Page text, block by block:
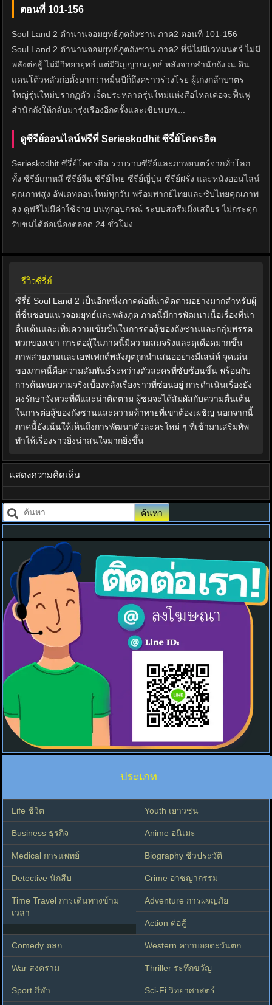
ตอนที่ 101-156
Soul Land 2 ตำนานจอมยุทธ์ภูตถังซาน ภาค2 ตอนที่ 101-156 —
Soul Land 2 ตำนานจอมยุทธ์ภูตถังซาน ภาค2 ที่นี่ไม่มีเวทมนตร์ ไม่มี
พลังต่อสู้ ไม่มีวิทยายุทธ์ แต่มีวิญญาณยุทธ์ หลังจากสำนักถัง ณ ดิน
แดนโต้วหลัวก่อตั้งมากว่าหมื่นปีก็ถึงคราวร่วงโรย ผู้เก่งกล้าบาตร
ใหญ่รุ่นใหม่ปรากฏตัว เจ็ดประหลาดรุ่นใหม่แห่งสือไหลเค่อจะฟื้นฟู
สำนักถังให้กลับมารุ่งเรืองอีกครั้งและเขียนบทเ...
ดูซีรีย์ออนไลน์ฟรีที่ Serieskodhit ซีรี่ย์โคตรฮิต
Serieskodhit ซีรี่ย์โคตรฮิต รวบรวมซีรีย์และภาพยนตร์จากทั่วโลก
ทั้ง ซีรีย์เกาหลี ซีรีย์จีน ซีรีย์ไทย ซีรีย์ญี่ปุ่น ซีรีย์ฝรั่ง และหนังออนไลน์
คุณภาพสูง อัพเดทตอนใหม่ทุกวัน พร้อมพากย์ไทยและซับไทยคุณภาพ
สูง ดูฟรีไม่มีค่าใช้จ่าย บนทุกอุปกรณ์ ระบบสตรีมมิ่งเสถียร ไม่กระตุก
รับชมได้ต่อเนื่องตลอด 24 ชั่วโมง
รีวิวซีรี่ย์
ซีรี่ย์ Soul Land 2 เป็นอีกหนึ่งภาคต่อที่น่าติดตามอย่างมากสำหรับผู้
ที่ชื่นชอบแนวจอมยุทธ์และพลังภูต ภาคนี้มีการพัฒนาเนื้อเรื่องที่น่า
ตื่นเต้นและเพิ่มความเข้มข้นในการต่อสู้ของถังซานและกลุ่มพรรค
พวกของเขา การต่อสู้ในภาคนี้มีความสมจริงและดุเดือดมากขึ้น
ภาพสวยงามและเอฟเฟกต์พลังภูตถูกนำเสนออย่างมีเสน่ห์ จุดเด่น
ของภาคนี้คือความสัมพันธ์ระหว่างตัวละครที่ซับซ้อนขึ้น พร้อมกับ
การค้นพบความจริงเบื้องหลังเรื่องราวที่ซ่อนอยู่ การดำเนินเรื่องยัง
คงรักษาจังหวะที่ดีและน่าติดตาม ผู้ชมจะได้สัมผัสกับความตื่นเต้น
ในการต่อสู้ของถังซานและความท้าทายที่เขาต้องเผชิญ นอกจากนี้
ภาคนี้ยังเน้นให้เห็นถึงการพัฒนาตัวละครใหม่ ๆ ที่เข้ามาเสริมทัพ
ทำให้เรื่องราวยิ่งน่าสนใจมากยิ่งขึ้น
แสดงความคิดเห็น
ค้นหา
ประเภท
Life ชีวิต Youth เยาวชน
Business ธุรกิจ Anime อนิเมะ
Medical การแพทย์ Biography ชีวประวัติ
Detective นักสืบ Crime อาชญากรรม
Time Travel การเดินทางข้าม
เวลา
Adventure การผจญภัย
Action ต่อสู้
Comedy ตลก Western คาวบอยตะวันตก
War สงคราม Thriller ระทึกขวัญ
Sport กีฬา Sci-Fi วิทยาศาสตร์